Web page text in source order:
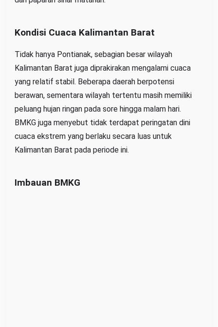
Kondisi Cuaca Kalimantan Barat
Tidak hanya Pontianak, sebagian besar wilayah
Kalimantan Barat juga diprakirakan mengalami cuaca
yang relatif stabil. Beberapa daerah berpotensi
berawan, sementara wilayah tertentu masih memiliki
peluang hujan ringan pada sore hingga malam hari.
BMKG juga menyebut tidak terdapat peringatan dini
cuaca ekstrem yang berlaku secara luas untuk
Kalimantan Barat pada periode ini.
Imbauan BMKG